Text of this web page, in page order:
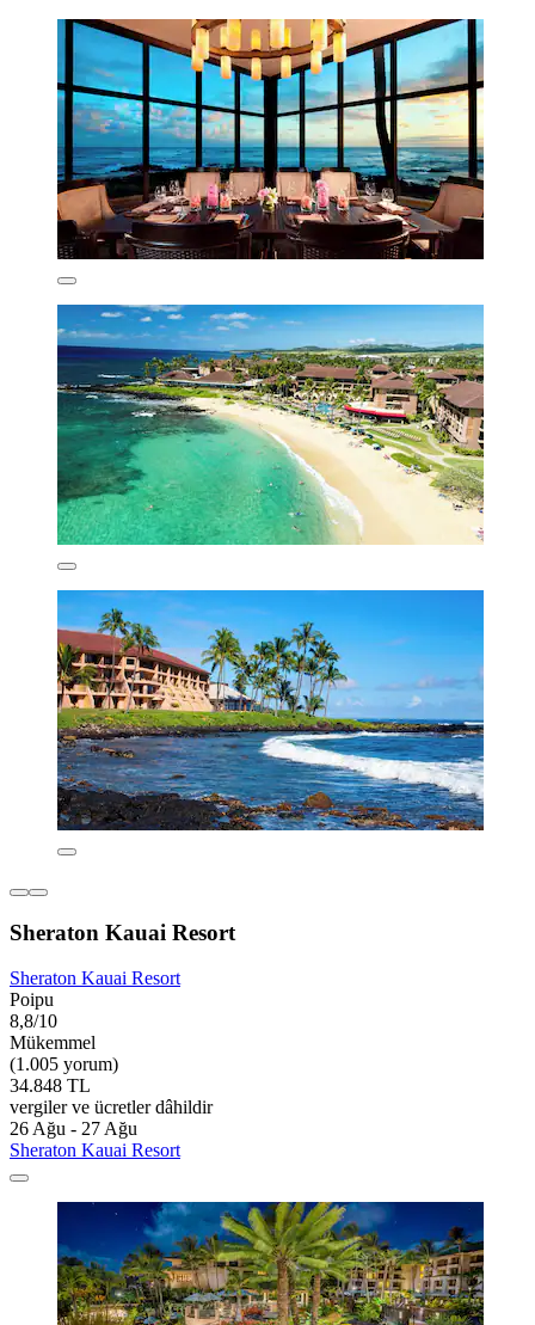
Sheraton Kauai Resort
Sheraton Kauai Resort
Poipu
8,8/10
Mükemmel
(1.005 yorum)
34.848 TL
vergiler ve ücretler dâhildir
26 Ağu - 27 Ağu
Sheraton Kauai Resort